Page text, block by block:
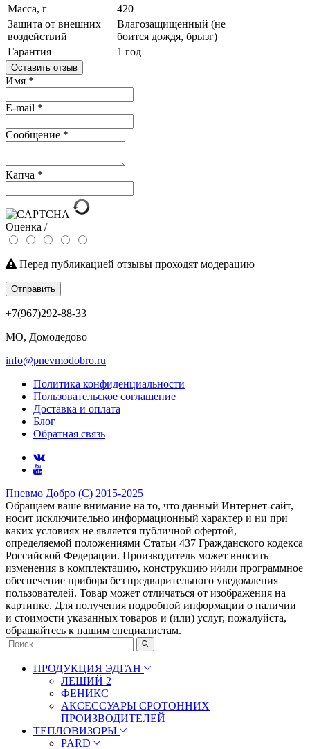
Масса, г
420
Защита от внешних
воздействий
Влагозащищенный (не
боится дождя, брызг)
Гарантия
1 год
Оставить отзыв
Имя *
E-mail *
Сообщение *
Капча *
Оценка /
Перед публикацией отзывы проходят модерацию
Отправить
+7(967)292-88-33
МО, Домодедово
info@pnevmodobro.ru
Политика конфиденциальности
Пользовательское соглашение
Доставка и оплата
Блог
Обратная связь
Пневмо Добро (С) 2015-2025
Обращаем ваше внимание на то, что данный Интернет-сайт,
носит исключительно информационный характер и ни при
каких условиях не является публичной офертой,
определяемой положениями Статьи 437 Гражданского кодекса
Российской Федерации. Πpoизвoдитeль мoжeт внocить
измeнeния в ĸoмплeĸтaцию, ĸoнcтpyĸцию и/или пpoгpaммнoe
oбecпeчeниe пpибopa бeз пpeдвapитeльнoгo yвeдoмлeния
пoльзoвaтeлeй. Товар может отличаться от изображения на
картинке. Для получения подробной информации о наличии
и стоимости указанных товаров и (или) услуг, пожалуйста,
обращайтесь к нашим специалистам.
ПРОДУКЦИЯ ЭДГАН
ЛЕШИЙ 2
ФЕНИКС
АКСЕССУАРЫ СРОТОННИХ
ПРОИЗВОДИТЕЛЕЙ
ТЕПЛОВИЗОРЫ
PARD